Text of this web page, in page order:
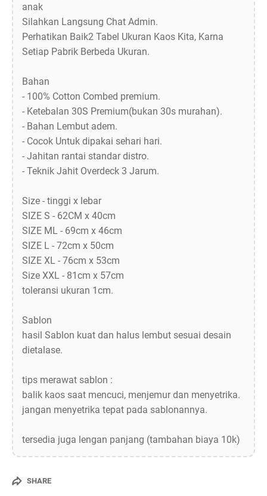
anak
Silahkan Langsung Chat Admin.
Perhatikan Baik2 Tabel Ukuran Kaos Kita, Karna
Setiap Pabrik Berbeda Ukuran.
Bahan
- 100% Cotton Combed premium.
- Ketebalan 30S Premium(bukan 30s murahan).
- Bahan Lembut adem.
- Cocok Untuk dipakai sehari hari.
- Jahitan rantai standar distro.
- Teknik Jahit Overdeck 3 Jarum.
Size - tinggi x lebar
SIZE S - 62CM x 40cm
SIZE ML - 69cm x 46cm
SIZE L - 72cm x 50cm
SIZE XL - 76cm x 53cm
Size XXL - 81cm x 57cm
toleransi ukuran 1cm.
Sablon
hasil Sablon kuat dan halus lembut sesuai desain
dietalase.
tips merawat sablon :
balik kaos saat mencuci, menjemur dan menyetrika.
jangan menyetrika tepat pada sablonannya.
tersedia juga lengan panjang (tambahan biaya 10k)
SHARE